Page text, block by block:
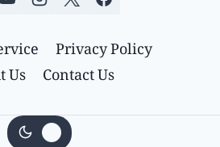
Privacy Policy
Contact Us
Us